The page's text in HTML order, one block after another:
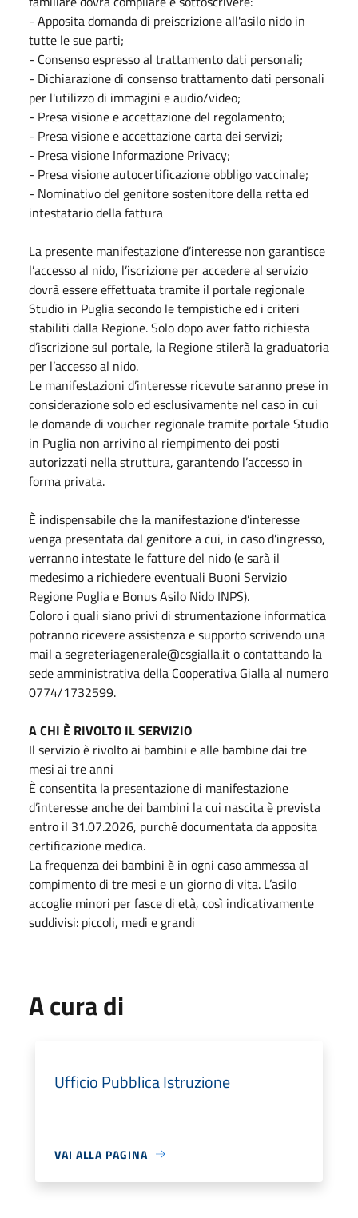
- Apposita domanda di preiscrizione all'asilo nido in
tutte le sue parti;
- Consenso espresso al trattamento dati personali;
- Dichiarazione di consenso trattamento dati personali
per l'utilizzo di immagini e audio/video;
- Presa visione e accettazione del regolamento;
- Presa visione e accettazione carta dei servizi;
- Presa visione Informazione Privacy;
- Presa visione autocertificazione obbligo vaccinale;
- Nominativo del genitore sostenitore della retta ed
intestatario della fattura
La presente manifestazione d’interesse non garantisce
l’accesso al nido, l’iscrizione per accedere al servizio
dovrà essere effettuata tramite il portale regionale
Studio in Puglia secondo le tempistiche ed i criteri
stabiliti dalla Regione. Solo dopo aver fatto richiesta
d’iscrizione sul portale, la Regione stilerà la graduatoria
per l’accesso al nido.
Le manifestazioni d’interesse ricevute saranno prese in
considerazione solo ed esclusivamente nel caso in cui
le domande di voucher regionale tramite portale Studio
in Puglia non arrivino al riempimento dei posti
autorizzati nella struttura, garantendo l’accesso in
forma privata.
È indispensabile che la manifestazione d’interesse
venga presentata dal genitore a cui, in caso d’ingresso,
verranno intestate le fatture del nido (e sarà il
medesimo a richiedere eventuali Buoni Servizio
Regione Puglia e Bonus Asilo Nido INPS).
Coloro i quali siano privi di strumentazione informatica
potranno ricevere assistenza e supporto scrivendo una
mail a segreteriagenerale@csgialla.it o contattando la
sede amministrativa della Cooperativa Gialla al numero
0774/1732599.
A CHI È RIVOLTO IL SERVIZIO
Il servizio è rivolto ai bambini e alle bambine dai tre
mesi ai tre anni
È consentita la presentazione di manifestazione
d’interesse anche dei bambini la cui nascita è prevista
entro il 31.07.2026, purché documentata da apposita
certificazione medica.
La frequenza dei bambini è in ogni caso ammessa al
compimento di tre mesi e un giorno di vita. L’asilo
accoglie minori per fasce di età, così indicativamente
suddivisi: piccoli, medi e grandi
A cura di
Ufficio Pubblica Istruzione
VAI ALLA PAGINA